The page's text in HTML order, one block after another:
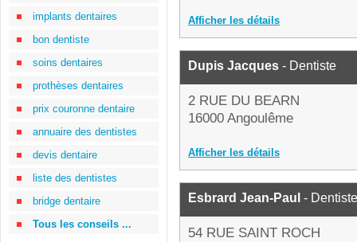
implants dentaires
bon dentiste
soins dentaires
prothèses dentaires
prix couronne dentaire
annuaire des dentistes
devis dentaire
liste des dentistes
bridge dentaire
Tous les conseils ...
Afficher les détails
Dupis Jacques - Dentiste
2 RUE DU BEARN
16000 Angoulême
Afficher les détails
Esbrard Jean-Paul - Dentiste
54 RUE SAINT ROCH